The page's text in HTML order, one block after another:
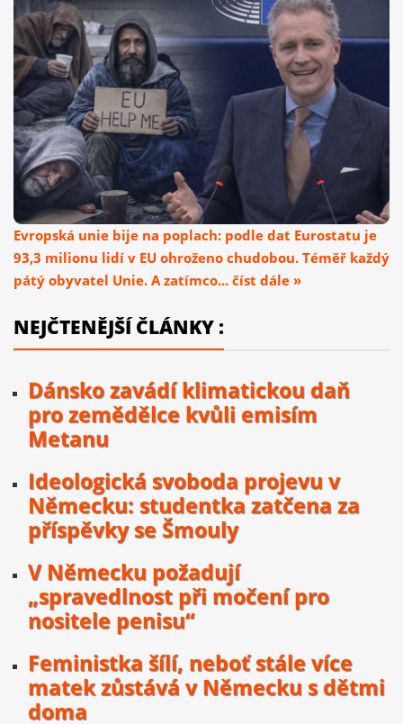
Evropská unie bije na poplach: podle dat Eurostatu je
93,3 milionu lidí v EU ohroženo chudobou. Téměř každý
pátý obyvatel Unie. A zatímco... číst dále »
NEJČTENĚJŠÍ ČLÁNKY :
Dánsko zavádí klimatickou daň
pro zemědělce kvůli emisím
Metanu
Ideologická svoboda projevu v
Německu: studentka zatčena za
příspěvky se Šmouly
V Německu požadují
„spravedlnost při močení pro
nositele penisu“
Feministka šílí, neboť stále více
matek zůstává v Německu s dětmi
doma